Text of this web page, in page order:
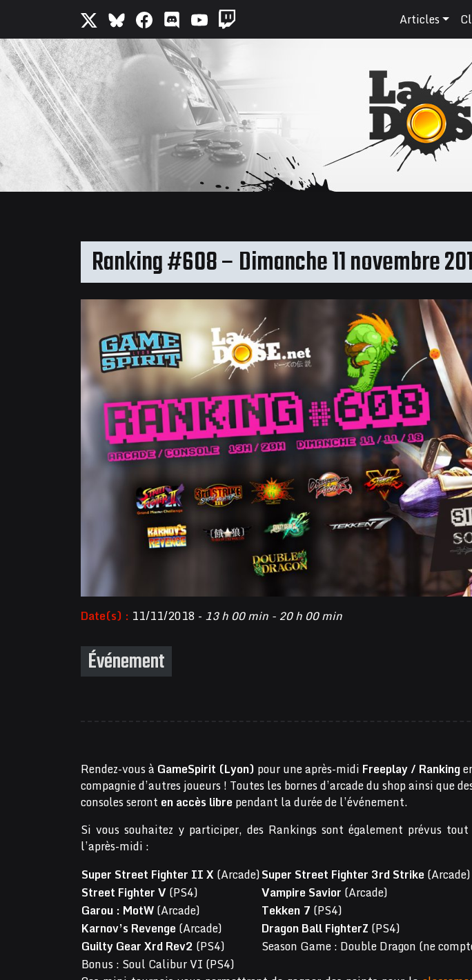
Articles
Ranking #608 – Dimanche 11 novembre
Date(s) : 11/11/2018 - 13 h 00 min - 20 h 00 min
Événement
Rendez-vous à GameSpirit (Lyon) pour une après-midi Freeplay / Ranking
compagnie d’autres joueurs ! Toutes les bornes d’arcade du shop ainsi que
consoles seront en accès librependant la durée de l’événement.
Si vous souhaitez y participer, des Rankings sont également prévus
l’après-midi :
Super Street Fighter II X (Arcade)Super Street Fighter 3rd Strike(Arcade)
Street Fighter V(PS4) Vampire Savior (Arcade)
Garou : MotW(Arcade) Tekken 7 (PS4)
Karnov’s Revenge(Arcade) Dragon Ball FighterZ (PS4)
Guilty Gear Xrd Rev2 (PS4)
Season Game : Double Dragon (ne
Bonus : Soul Calibur VI (PS4)